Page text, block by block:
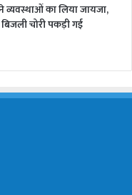
ने व्यवस्थाओं का लिया जायजा,
चोरी पकड़ी गई